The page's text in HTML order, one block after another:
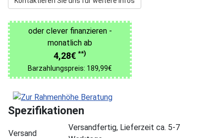
oder clever finanzieren -
monatlich ab
4,28€ **)
Barzahlungspreis: 189,99€
Spezifikationen
Versand
Versandfertig, Lieferzeit ca. 5-7